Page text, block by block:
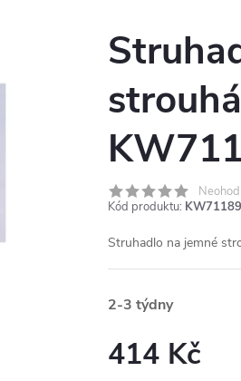
Kód produktu:
Struhadlo na jemné
2-3 týdny
414 Kč